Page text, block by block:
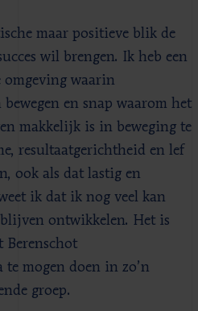
maar positieve blik de
wil brengen. Ik heb een
omgeving waarin
en snap waarom het
makkelijk is in beweging te
resultaatgerichtheid en lef
ook als dat lastig en
ik dat ik nog veel kan
ontwikkelen. Het is
Berenschot
mogen doen in zo’n
groep.